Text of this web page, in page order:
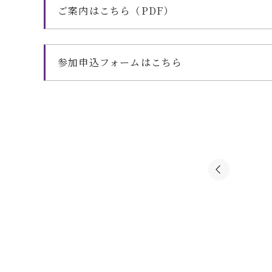
ご案内はこちら（PDF）
参加申込フォームはこちら